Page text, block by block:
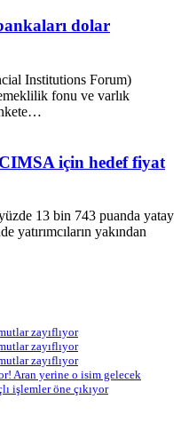
dolar
Institutions Forum)
fonu ve varlık
için hedef fiyat
13 bin 743 puanda yatay
yatırımcıların yakından
zayıflıyor
zayıflıyor
zayıflıyor
Aran yerine o isim gelecek
işlemler öne çıkıyor